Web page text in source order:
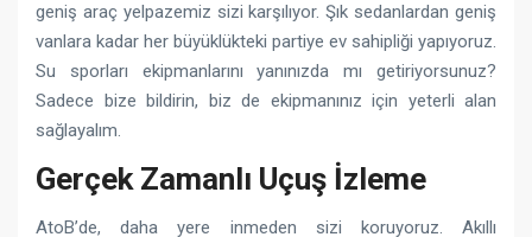
geniş araç yelpazemiz sizi karşılıyor. Şık sedanlardan geniş
vanlara kadar her büyüklükteki partiye ev sahipliği yapıyoruz.
Su sporları ekipmanlarını yanınızda mı getiriyorsunuz?
Sadece bize bildirin, biz de ekipmanınız için yeterli alan
sağlayalım.
Gerçek Zamanlı Uçuş İzleme
AtoB’de, daha yere inmeden sizi koruyoruz. Akıllı